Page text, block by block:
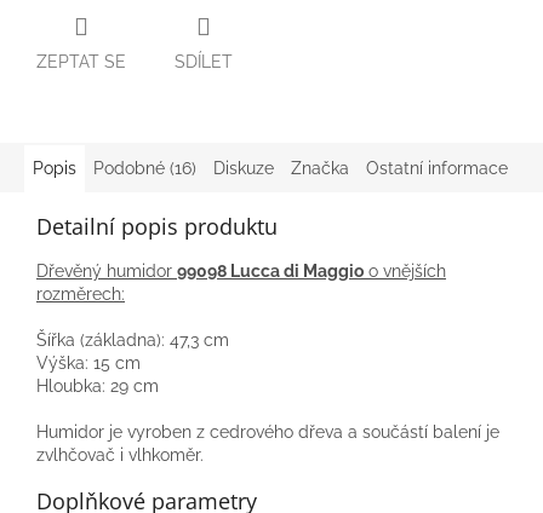
ZEPTAT SE SDÍLET
Popis Podobné (16) Diskuze Značka Ostatní informace
Detailní popis produktu
Dřevěný humidor 99098 Lucca di Maggio o vnějších
rozměrech:
Šířka (základna): 47,3 cm
Výška: 15 cm
Hloubka: 29 cm
Humidor je vyroben z cedrového dřeva a součástí balení je
zvlhčovač i vlhkoměr.
Doplňkové parametry